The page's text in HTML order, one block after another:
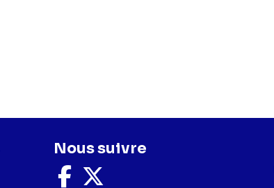
Nous suivre
Nous